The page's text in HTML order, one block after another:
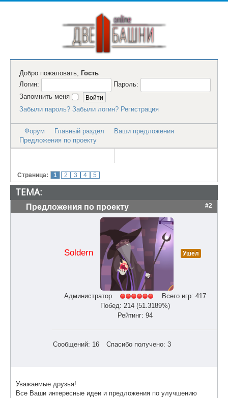
Добро пожаловать,
Гость
Логин:
Пароль:
Запомнить меня
Забыли пароль? Забыли логин? Регистрация
Форум Главный раздел
Ваши предложения
Предложения по проекту
Страница: 1 2 3 4 5
ТЕМА:
Предложения по проекту #2
Soldern Ушел
Администратор
Всего игр: 417
Побед: 214 (51.3189%)
Рейтинг: 94
Сообщений: 16 Спасибо получено: 3
Уважаемые друзья!
Все Ваши интересные идеи и предложения по улучшению